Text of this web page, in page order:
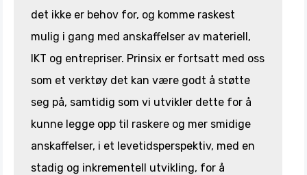
det ikke er behov for, og komme raskest
mulig i gang med anskaffelser av materiell,
IKT og entrepriser. Prinsix er fortsatt med oss
som et verktøy det kan være godt å støtte
seg på, samtidig som vi utvikler dette for å
kunne legge opp til raskere og mer smidige
anskaffelser, i et levetidsperspektiv, med en
stadig og inkrementell utvikling, for å